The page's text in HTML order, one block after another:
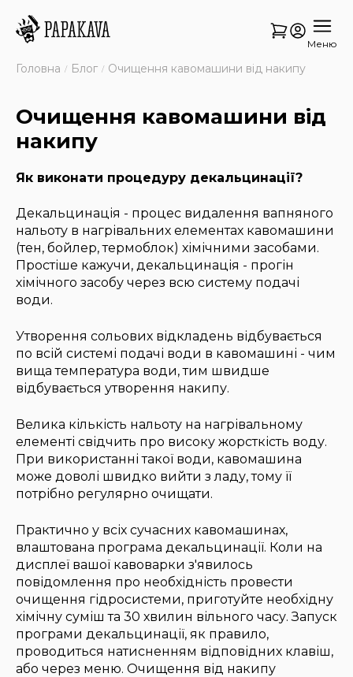
Меню
Головна Блог Очищення кавомашини від накипу
Очищення кавомашини від
накипу
Як виконати процедуру декальцинації?
Декальцинація - процес видалення вапняного
нальоту в нагрівальних елементах кавомашини
(тен, бойлер, термоблок) хімічними засобами.
Простіше кажучи, декальцинація - прогін
хімічного засобу через всю систему подачі
води.
Утворення сольових відкладень відбувається
по всій системі подачі води в кавомашині - чим
вища температура води, тим швидше
відбувається утворення накипу.
Велика кількість нальоту на нагрівальному
елементі свідчить про високу жорсткість воду.
При використанні такої води, кавомашина
може доволі швидко вийти з ладу, тому її
потрібно регулярно очищати.
Практично у всіх сучасних кавомашинах,
влаштована програма декальцинації. Коли на
дисплеї вашої кавоварки з'явилось
повідомлення про необхідність провести
очищення гідросистеми, приготуйте необхідну
хімічну суміш та 30 хвилин вільного часу. Запуск
програми декальцинації, як правило,
проводиться натисненням відповідних клавіш,
або через меню. Очищення від накипу